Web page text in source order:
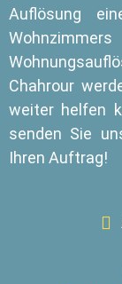
Auflösung
Chahrour
weiter helfen
senden Sie
Ihren Auftrag!